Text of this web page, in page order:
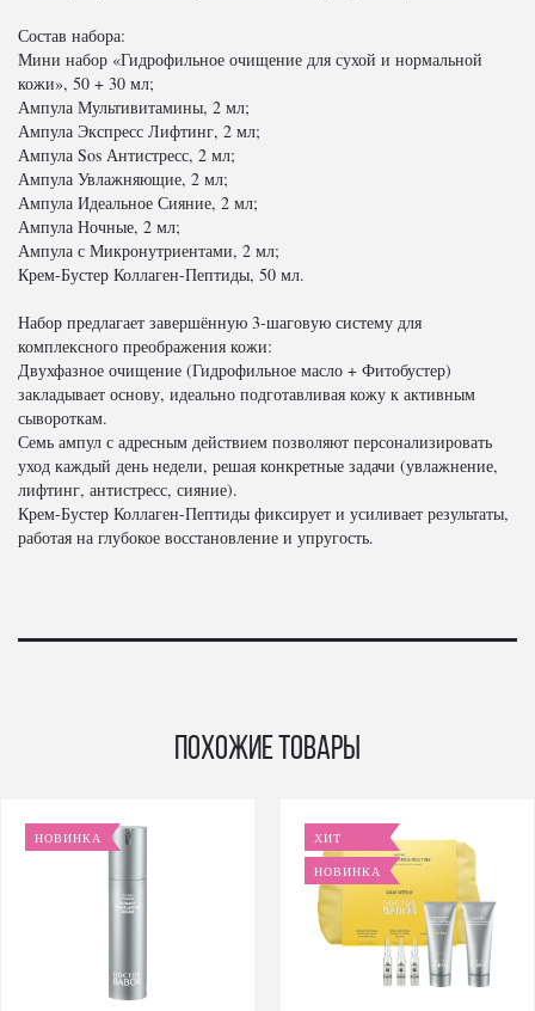
Состав набора:
Мини набор «Гидрофильное очищение для сухой и нормальной
кожи», 50 + 30 мл;
Ампула Мультивитамины, 2 мл;
Ампула Экспресс Лифтинг, 2 мл;
Ампула Sos Антистресс, 2 мл;
Ампула Увлажняющие, 2 мл;
Ампула Идеальное Сияние, 2 мл;
Ампула Ночные, 2 мл;
Ампула с Микронутриентами, 2 мл;
Крем-Бустер Коллаген-Пептиды, 50 мл.
Набор предлагает завершённую 3-шаговую систему для
комплексного преображения кожи:
Двухфазное очищение (Гидрофильное масло + Фитобустер)
закладывает основу, идеально подготавливая кожу к активным
сывороткам.
Семь ампул с адресным действием позволяют персонализировать
уход каждый день недели, решая конкретные задачи (увлажнение,
лифтинг, антистресс, сияние).
Крем-Бустер Коллаген-Пептиды фиксирует и усиливает результаты,
работая на глубокое восстановление и упругость.
Похожие товары
НОВИНКА
ХИТ
НОВИНКА